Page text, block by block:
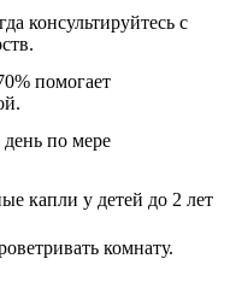
консультируйтесь с
помогает
по мере
капли у детей до 2 лет
комнату.